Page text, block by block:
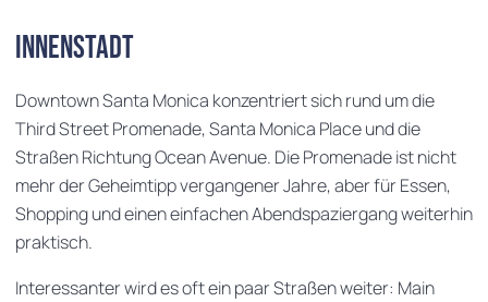
Innenstadt
Downtown Santa Monica konzentriert sich rund um die
Third Street Promenade, Santa Monica Place und die
Straßen Richtung Ocean Avenue. Die Promenade ist nicht
mehr der Geheimtipp vergangener Jahre, aber für Essen,
Shopping und einen einfachen Abendspaziergang weiterhin
praktisch.
Interessanter wird es oft ein paar Straßen weiter: Main